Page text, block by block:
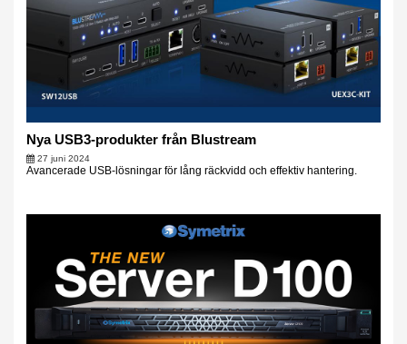
Nya USB3-produkter från Blustream
27 juni 2024
Avancerade USB-lösningar för lång räckvidd och effektiv hantering.